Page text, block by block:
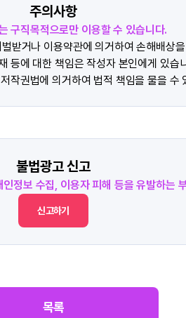
주의사항
구직목적으로만 이용할 수 있습니다.
받거나 이용약관에 의거하여 손해배상
등에 대한 책임은 작성자 본인에게 있습
작권법에 의거하여 법적 책임을 물을 수
불법광고 신고
정보 수집, 이용자 피해 등을 유발하는
신고하기
목록